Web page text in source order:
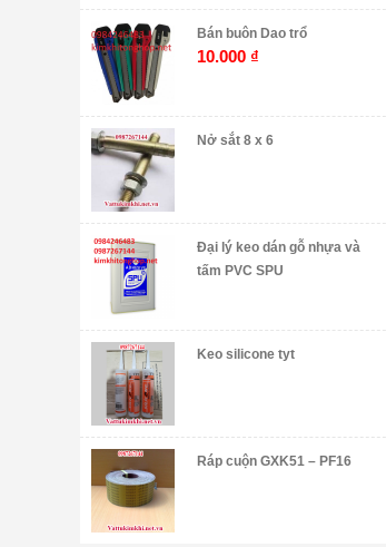
Bán buôn Dao trổ
10.000 ₫
Nở sắt 8 x 6
Đại lý keo dán gỗ nhựa và
tấm PVC SPU
Keo silicone tyt
Ráp cuộn GXK51 – PF16